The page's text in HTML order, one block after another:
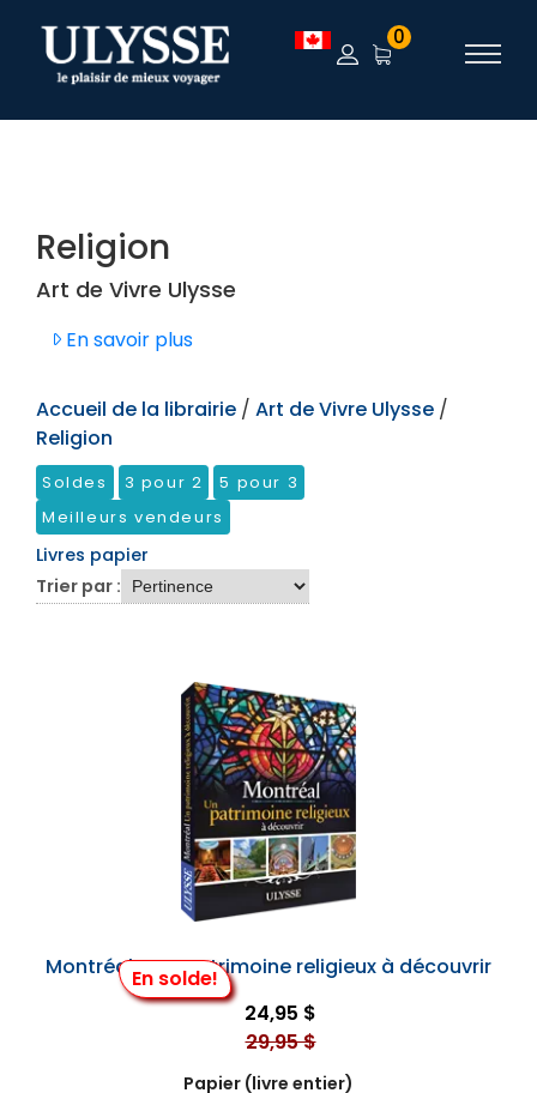
TEST 0
Religion
Art de Vivre Ulysse
En savoir plus
Accueil de la librairie / Art de Vivre Ulysse /
Religion
Soldes 3 pour 2
5 pour 3
Meilleurs vendeurs
Livres papier
Trier par :
En solde!
Montréal - Un patrimoine religieux à découvrir
24,95 $
29,95 $
Papier (livre entier)